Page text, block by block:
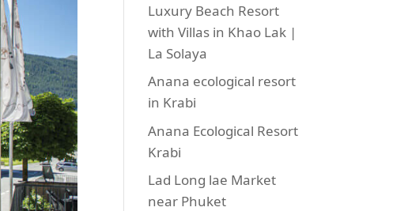
Luxury Beach Resort
with Villas in Khao Lak |
La Solaya
Anana ecological resort
in Krabi
Anana Ecological Resort
Krabi
Lad Long lae Market
near Phuket